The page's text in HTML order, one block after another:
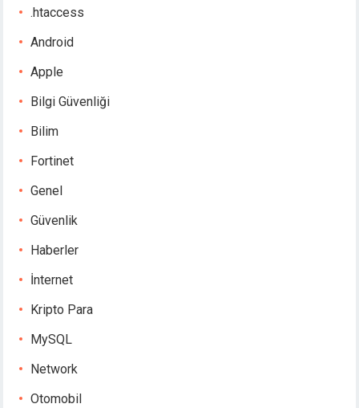
.htaccess
Android
Apple
Bilgi Güvenliği
Bilim
Fortinet
Genel
Güvenlik
Haberler
İnternet
Kripto Para
MySQL
Network
Otomobil